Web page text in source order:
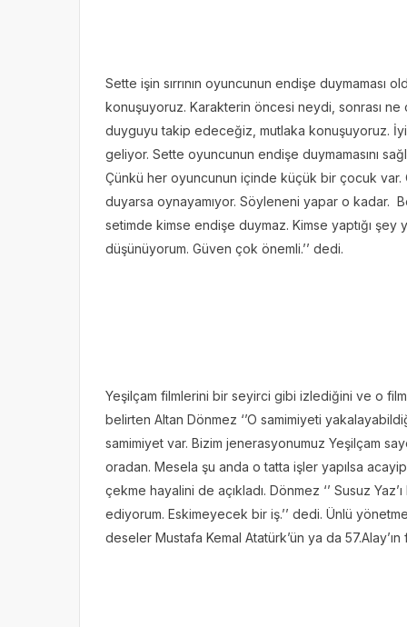
Sette işin sırrının oyuncunun endişe duymaması
konuşuyoruz. Karakterin öncesi neydi, sonrası
duyguyu takip edeceğiz, mutlaka konuşuyoruz. İyi
geliyor. Sette oyuncunun endişe duymamasını
Çünkü her oyuncunun içinde küçük bir çocuk
duyarsa oynayamıyor. Söyleneni yapar o kadar.
setimde kimse endişe duymaz. Kimse yaptığı şey
düşünüyorum. Güven çok önemli.’’ dedi.
Yeşilçam filmlerini bir seyirci gibi izlediğini ve o
belirten Altan Dönmez ‘’O samimiyeti
samimiyet var. Bizim jenerasyonumuz Yeşilçam
oradan. Mesela şu anda o tatta işler yapılsa
çekme hayalini de açıkladı. Dönmez ‘’ Susuz
ediyorum. Eskimeyecek bir iş.’’ dedi. Ünlü
deseler Mustafa Kemal Atatürk’ün ya da 57.Alay’ın